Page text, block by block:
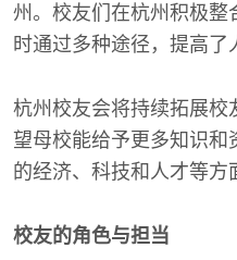
州。校友们在杭州积极整
时通过多种途径，提高了
杭州校友会将持续拓展校
望母校能给予更多知识
的经济、科技和人才等方
校友的角色与担当